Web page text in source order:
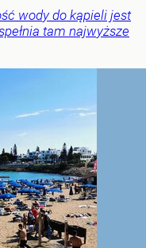
wody do kąpieli jest
tam najwyższe